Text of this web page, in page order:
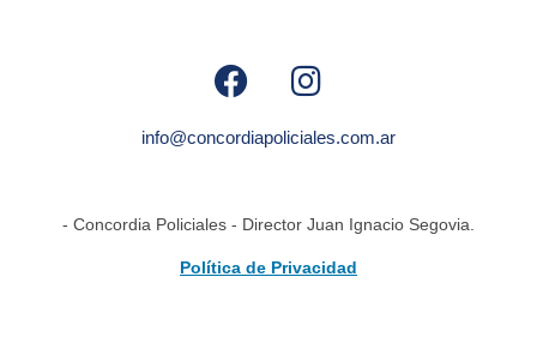
info@concordiapoliciales.com.ar
- Concordia Policiales - Director Juan Ignacio Segovia.
Política de Privacidad